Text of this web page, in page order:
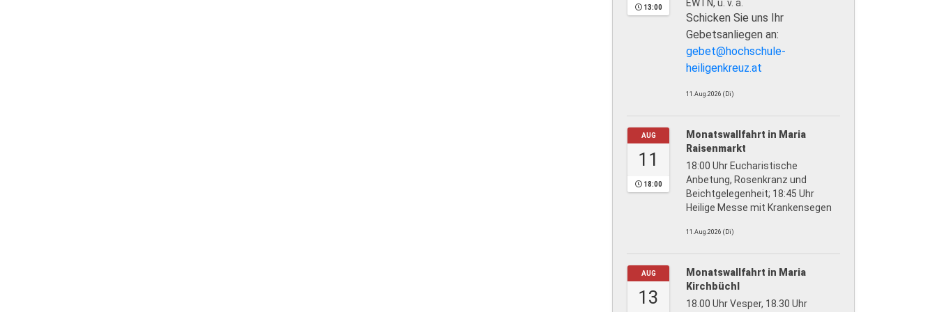
13:00 EWTN, u. v. a.
Schicken Sie uns Ihr
Gebetsanliegen an:
gebet@hochschule-
heiligenkreuz.at
11.Aug.2026 (Di)
AUG
11
18:00
Monatswallfahrt in Maria
Raisenmarkt
18:00 Uhr Eucharistische
Anbetung, Rosenkranz und
Beichtgelegenheit; 18:45 Uhr
Heilige Messe mit Krankensegen
11.Aug.2026 (Di)
AUG
13
Monatswallfahrt in Maria
Kirchbüchl
18.00 Uhr Vesper, 18.30 Uhr